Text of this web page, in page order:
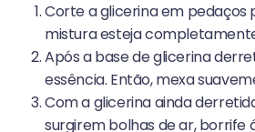
Corte a glicerina em
mistura esteja
Após a base de glicerina
essência. Então, mexa
Com a glicerina ainda
surgirem bolhas de ar, borrife